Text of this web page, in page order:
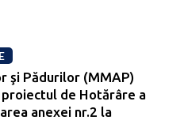
şi Pădurilor (MMAP)
de Hotărâre a
anexei nr.2 la